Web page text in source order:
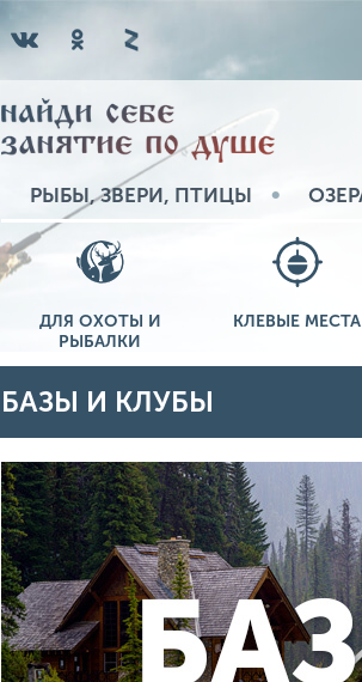
РЫБЫ, ЗВЕРИ, ПТИЦЫ
ДЛЯ ОХОТЫ И
РЫБАЛКИ
КЛЕВЫЕ МЕСТА
БАЗЫ И КЛУБЫ